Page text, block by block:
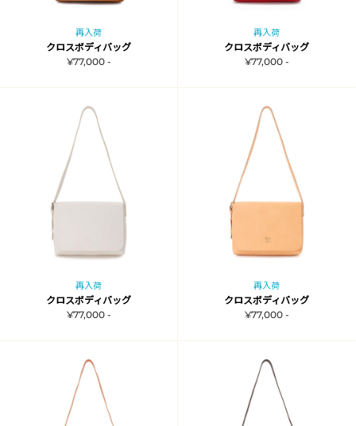
再入荷
クロスボディバッグ
¥77,000 -
再入荷
クロスボディバッグ
¥77,000 -
再入荷
クロスボディバッグ
¥77,000 -
再入荷
クロスボディバッグ
¥77,000 -